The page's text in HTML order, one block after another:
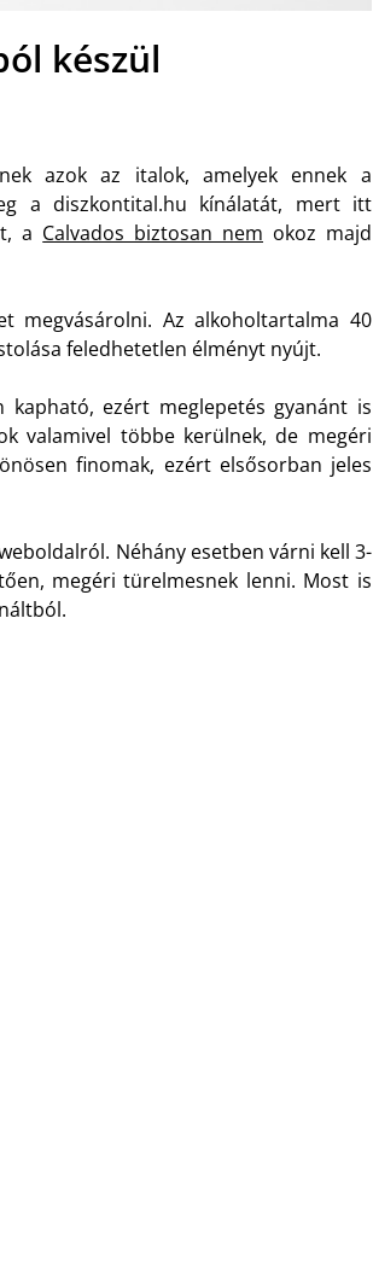
készül
azok az italok, amelyek ennek a
a diszkontital.hu kínálatát, mert itt
a Calvados biztosan nem okoz majd
megvásárolni. Az alkoholtartalma 40
feledhetetlen élményt nyújt.
kapható, ezért meglepetés gyanánt is
valamivel többe kerülnek, de megéri
finomak, ezért elsősorban jeles
Néhány esetben várni kell 3-
megéri türelmesnek lenni. Most is